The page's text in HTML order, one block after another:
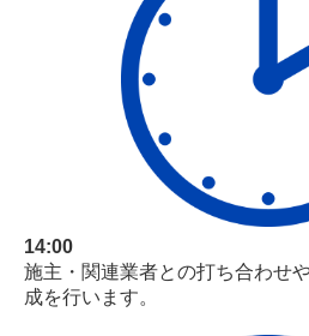
14:00
施主・関連業者との打ち合わせ
成を行います。